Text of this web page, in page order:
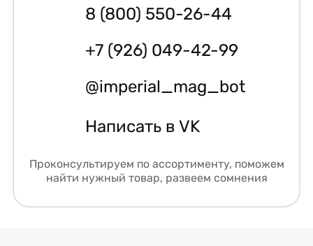
8 (800) 550-26-44
+7 (926) 049-42-99
@imperial_mag_bot
Написать в VK
Проконсультируем по ассортименту, поможем
найти нужный товар, развеем сомнения